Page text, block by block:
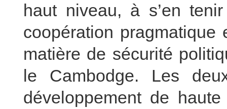
haut niveau, à s’en
coopération
matière de sécurité
le Cambodge. Les
développement de